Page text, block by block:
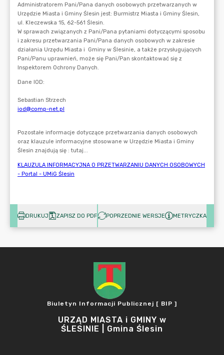
DRUKUJ ZAPISZ DO PDF POPRZEDNIE WERSJE METRYCZKA
Biuletyn Informacji Publicznej [ BIP ]
URZĄD MIASTA i GMINY w
ŚLESINIE | Gmina Ślesin